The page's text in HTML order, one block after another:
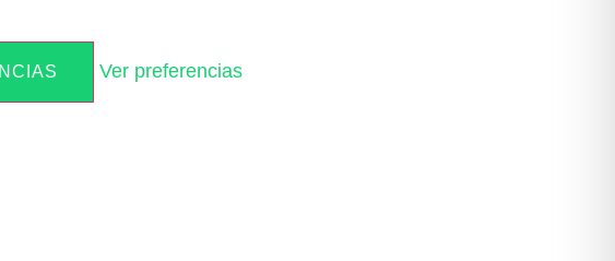
Ver preferencias